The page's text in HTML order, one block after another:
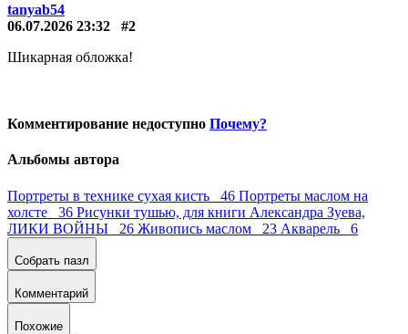
tanyab54
06.07.2026 23:32
#2
Шикарная обложка!
Комментирование недоступно Почему?
Альбомы автора
Портреты в технике сухая кисть 46 Портреты маслом на
холсте 36 Рисунки тушью, для книги Александра Зуева,
ЛИКИ ВОЙНЫ 26 Живопись маслом 23 Акварель 6
Собрать пазл
Комментарий
Похожие